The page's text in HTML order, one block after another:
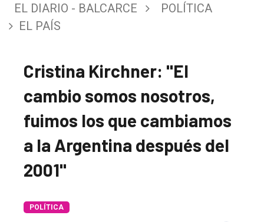
EL DIARIO - BALCARCE
POLÍTICA
EL PAÍS
Cristina Kirchner: "El
cambio somos nosotros,
fuimos los que cambiamos
a la Argentina después del
2001"
POLÍTICA